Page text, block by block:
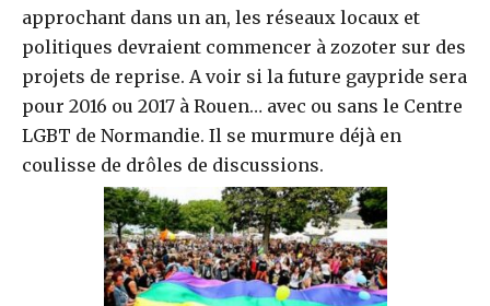
approchant dans un an, les réseaux locaux et
politiques devraient commencer à zozoter sur des
projets de reprise. A voir si la future gaypride sera
pour 2016 ou 2017 à Rouen… avec ou sans le Centre
LGBT de Normandie. Il se murmure déjà en
coulisse de drôles de discussions.